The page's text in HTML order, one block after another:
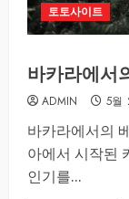
토토사이트
바카라에서
ADMIN 5월
바카라에서의
아에서 시작된
인기를...